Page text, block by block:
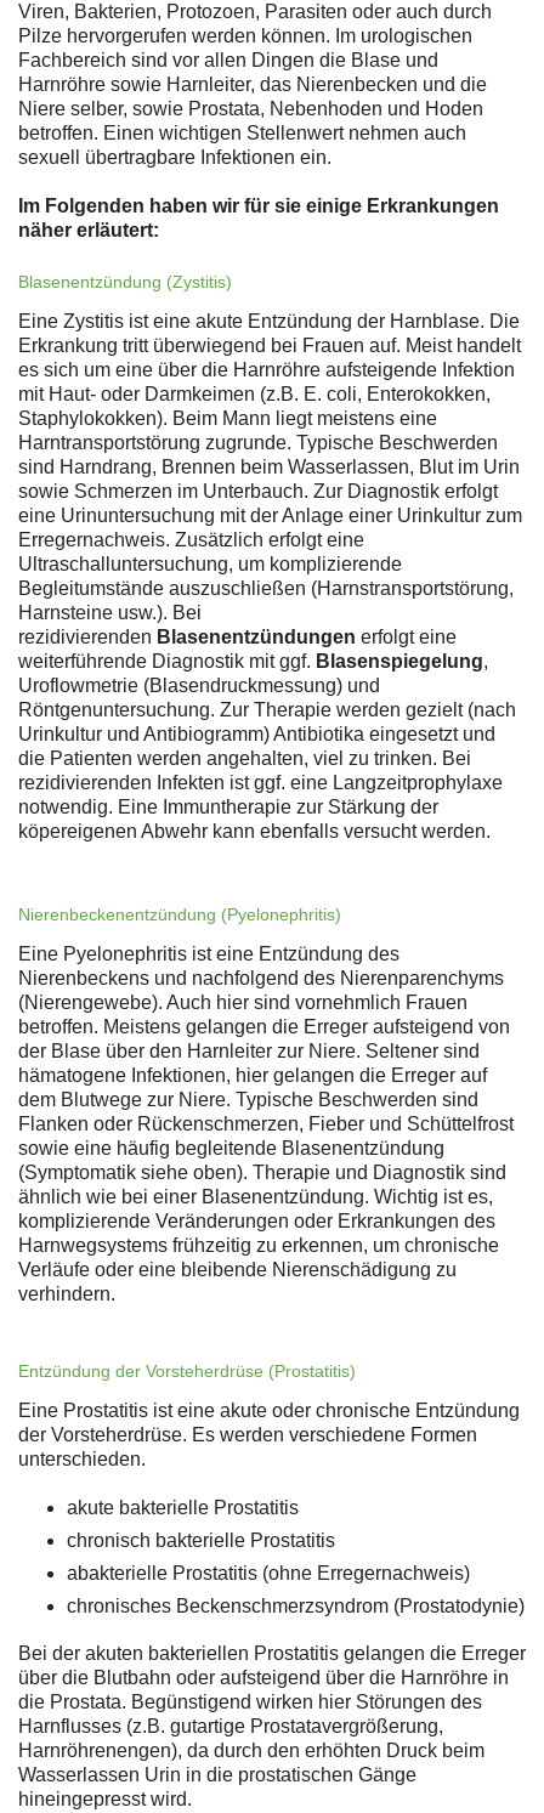
Viren, Bakterien, Protozoen, Parasiten oder auch durch
Pilze hervorgerufen werden können. Im urologischen
Fachbereich sind vor allen Dingen die Blase und
Harnröhre sowie Harnleiter, das Nierenbecken und die
Niere selber, sowie Prostata, Nebenhoden und Hoden
betroffen. Einen wichtigen Stellenwert nehmen auch
sexuell übertragbare Infektionen ein.
Im Folgenden haben wir für sie einige Erkrankungen
näher erläutert:
Blasenentzündung (Zystitis)
Eine Zystitis ist eine akute Entzündung der Harnblase. Die
Erkrankung tritt überwiegend bei Frauen auf. Meist handelt
es sich um eine über die Harnröhre aufsteigende Infektion
mit Haut- oder Darmkeimen (z.B. E. coli, Enterokokken,
Staphylokokken). Beim Mann liegt meistens eine
Harntransportstörung zugrunde. Typische Beschwerden
sind Harndrang, Brennen beim Wasserlassen, Blut im Urin
sowie Schmerzen im Unterbauch. Zur Diagnostik erfolgt
eine Urinuntersuchung mit der Anlage einer Urinkultur zum
Erregernachweis. Zusätzlich erfolgt eine
Ultraschalluntersuchung, um komplizierende
Begleitumstände auszuschließen (Harnstransportstörung,
Harnsteine usw.). Bei
rezidivierenden Blasenentzündungen erfolgt eine
weiterführende Diagnostik mit ggf. Blasenspiegelung,
Uroflowmetrie (Blasendruckmessung) und
Röntgenuntersuchung. Zur Therapie werden gezielt (nach
Urinkultur und Antibiogramm) Antibiotika eingesetzt und
die Patienten werden angehalten, viel zu trinken. Bei
rezidivierenden Infekten ist ggf. eine Langzeitprophylaxe
notwendig. Eine Immuntherapie zur Stärkung der
köpereigenen Abwehr kann ebenfalls versucht werden.
Nierenbeckenentzündung (Pyelonephritis)
Eine Pyelonephritis ist eine Entzündung des
Nierenbeckens und nachfolgend des Nierenparenchyms
(Nierengewebe). Auch hier sind vornehmlich Frauen
betroffen. Meistens gelangen die Erreger aufsteigend von
der Blase über den Harnleiter zur Niere. Seltener sind
hämatogene Infektionen, hier gelangen die Erreger auf
dem Blutwege zur Niere. Typische Beschwerden sind
Flanken oder Rückenschmerzen, Fieber und Schüttelfrost
sowie eine häufig begleitende Blasenentzündung
(Symptomatik siehe oben). Therapie und Diagnostik sind
ähnlich wie bei einer Blasenentzündung. Wichtig ist es,
komplizierende Veränderungen oder Erkrankungen des
Harnwegsystems frühzeitig zu erkennen, um chronische
Verläufe oder eine bleibende Nierenschädigung zu
verhindern.
Entzündung der Vorsteherdrüse (Prostatitis)
Eine Prostatitis ist eine akute oder chronische Entzündung
der Vorsteherdrüse. Es werden verschiedene Formen
unterschieden.
akute bakterielle Prostatitis
chronisch bakterielle Prostatitis
abakterielle Prostatitis (ohne Erregernachweis)
chronisches Beckenschmerzsyndrom (Prostatodynie)
Bei der akuten bakteriellen Prostatitis gelangen die Erreger
über die Blutbahn oder aufsteigend über die Harnröhre in
die Prostata. Begünstigend wirken hier Störungen des
Harnflusses (z.B. gutartige Prostatavergrößerung,
Harnröhrenengen), da durch den erhöhten Druck beim
Wasserlassen Urin in die prostatischen Gänge
hineingepresst wird.